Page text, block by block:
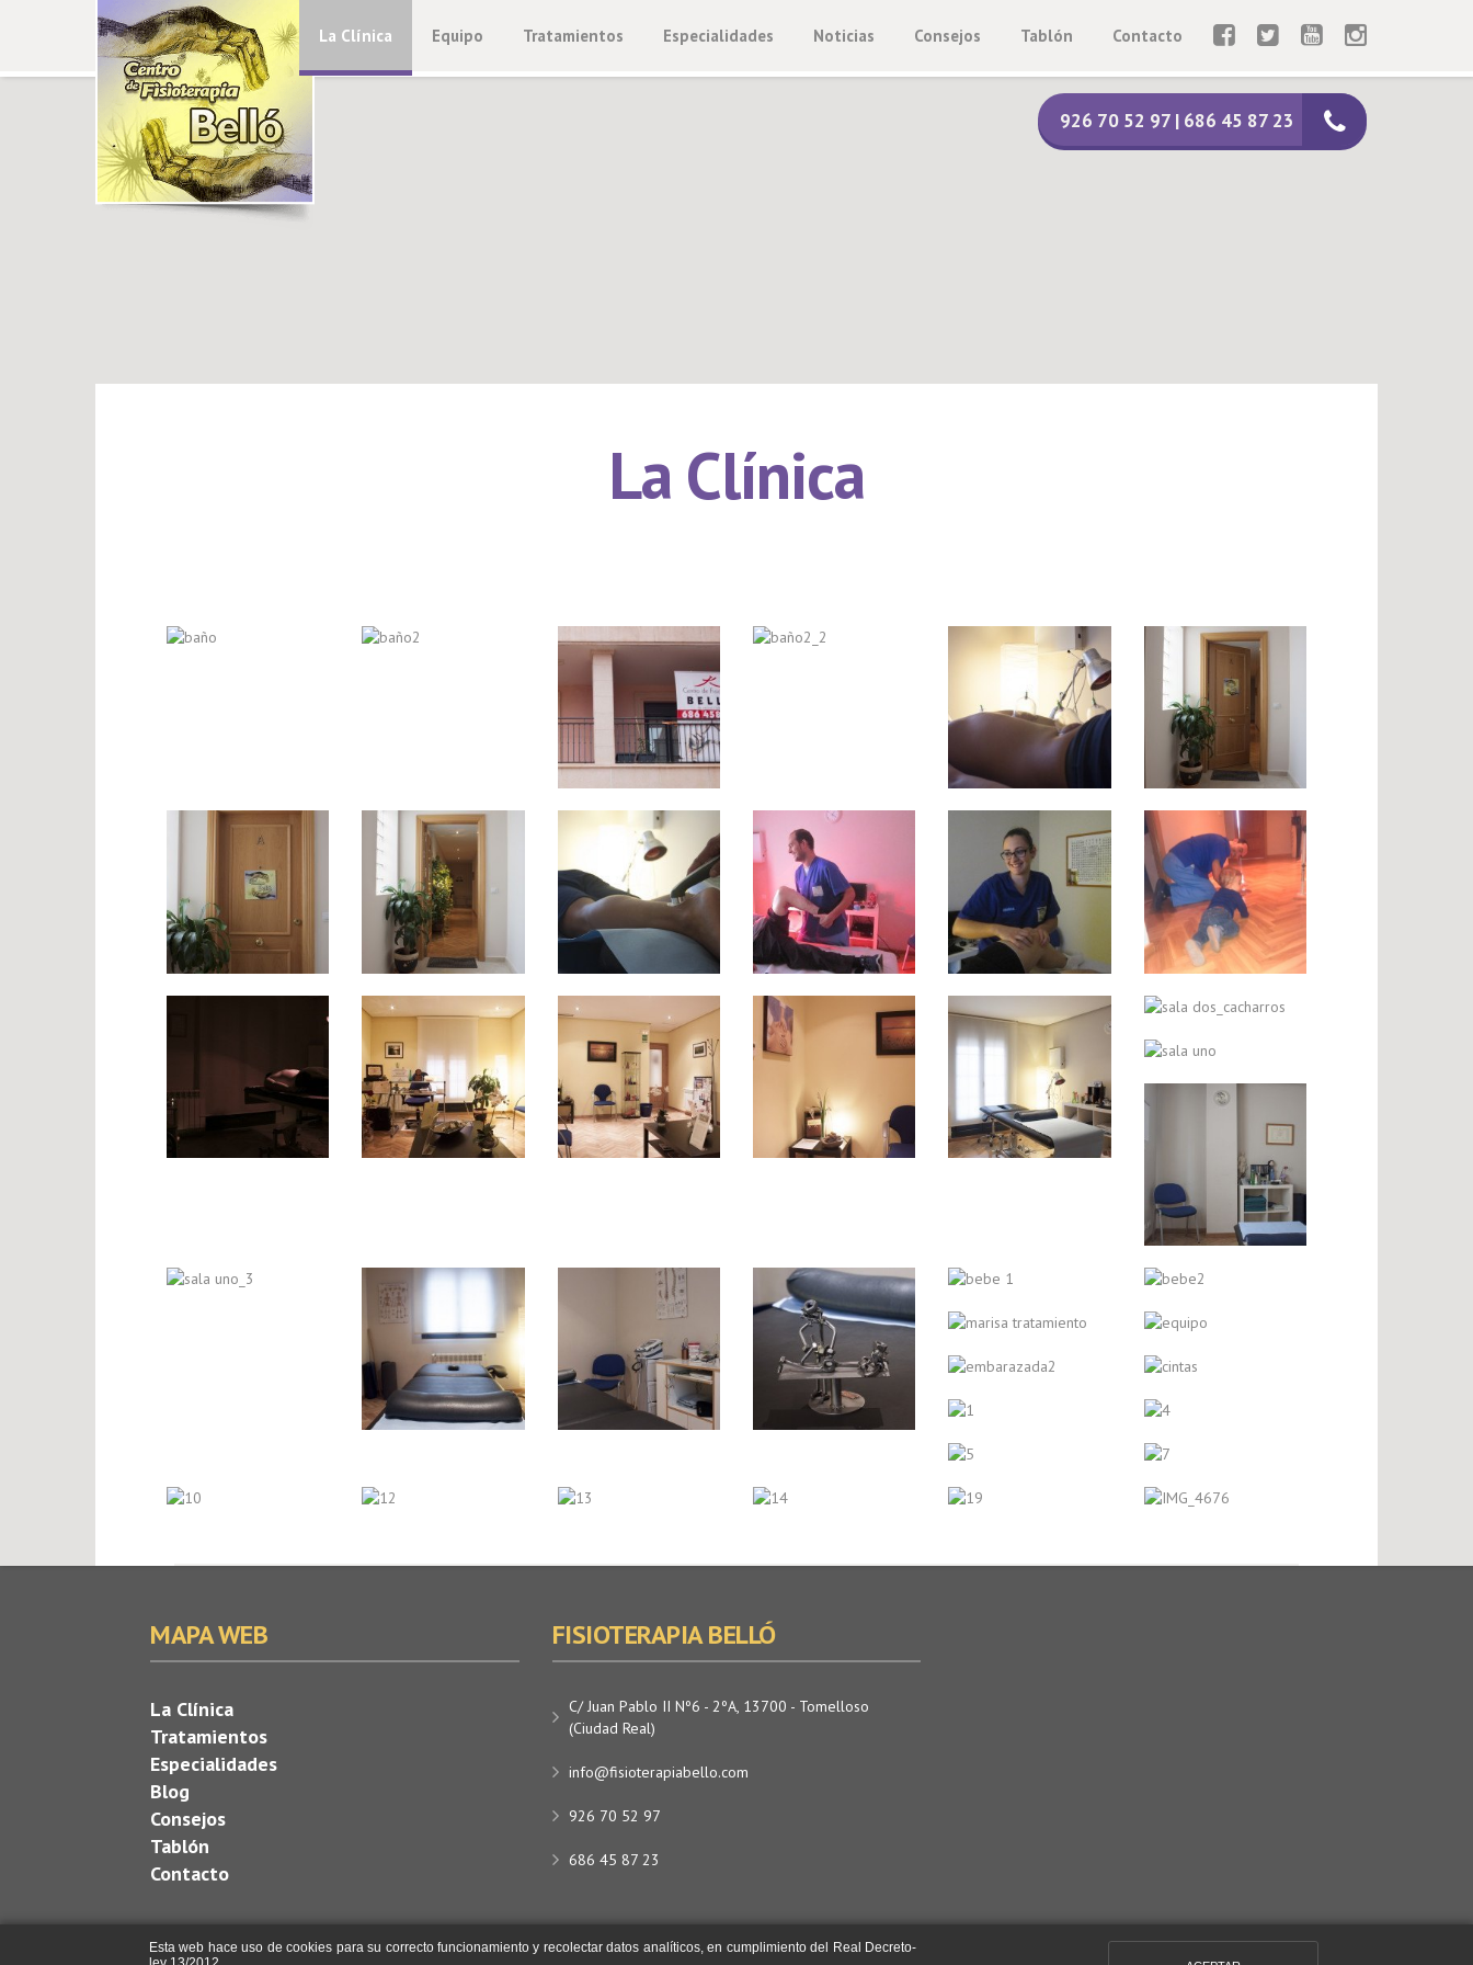
La Clínica Equipo Tratamientos Especialidades Noticias Consejos Tablón Contacto
926 70 52 97 | 686 45 87 23
La Clínica
MAPA WEB
La Clínica
Tratamientos
Especialidades
Blog
Consejos
Tablón
Contacto
FISIOTERAPIA BELLÓ
C/ Juan Pablo II Nº6 - 2ºA, 13700 - Tomelloso
(Ciudad Real)
info@fisioterapiabello.com
926 70 52 97
686 45 87 23
Esta web hace uso de cookies para su correcto funcionamiento y recolectar datos analíticos, en cumplimiento del Real Decreto-